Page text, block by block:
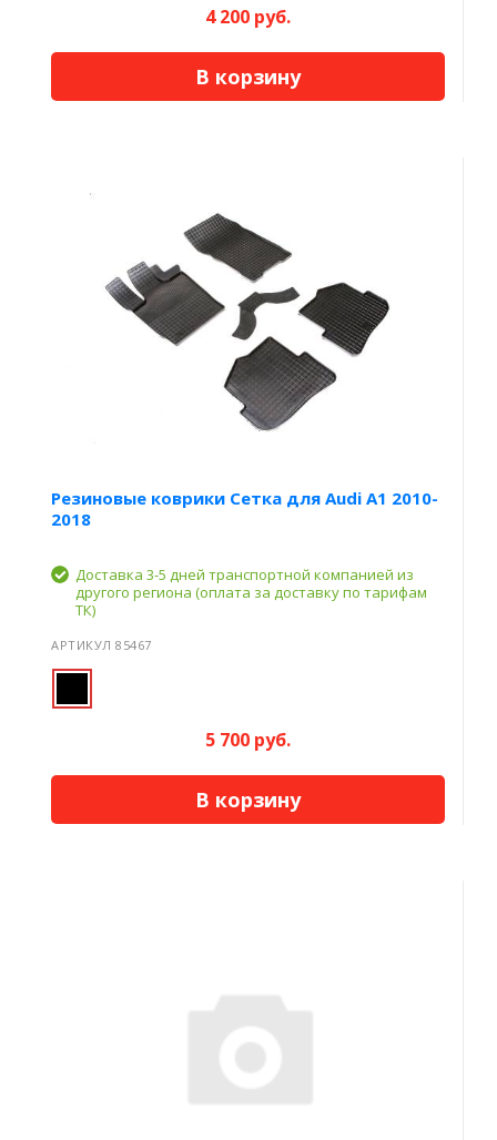
4 200 руб.
В корзину
Резиновые коврики Сетка для Audi A1 2010-
2018
Доставка 3-5 дней транспортной компанией из
другого региона (оплата за доставку по тарифам
ТК)
АРТИКУЛ 85467
5 700 руб.
В корзину